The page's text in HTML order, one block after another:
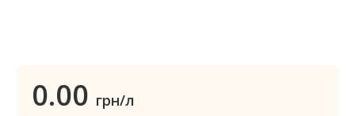
0.00 грн/л